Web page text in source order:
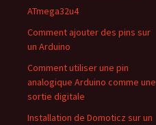
ATmega32u4
Comment ajouter des pins sur
un Arduino
Comment utiliser une pin
analogique Arduino comme une
sortie digitale
Installation de Domoticz sur un